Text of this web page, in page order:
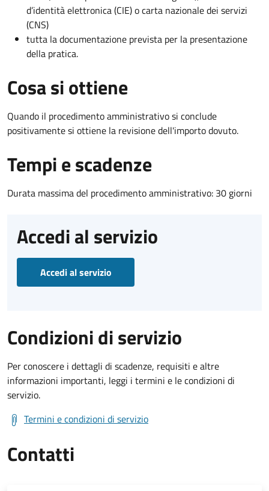
d’identità elettronica (CIE) o carta nazionale dei servizi
(CNS)
tutta la documentazione prevista per la presentazione
della pratica.
Cosa si ottiene
Quando il procedimento amministrativo si conclude
positivamente si ottiene la revisione dell'importo dovuto.
Tempi e scadenze
Durata massima del procedimento amministrativo: 30 giorni
Accedi al servizio
Accedi al servizio
Condizioni di servizio
Per conoscere i dettagli di scadenze, requisiti e altre
informazioni importanti, leggi i termini e le condizioni di
servizio.
Termini e condizioni di servizio
Contatti